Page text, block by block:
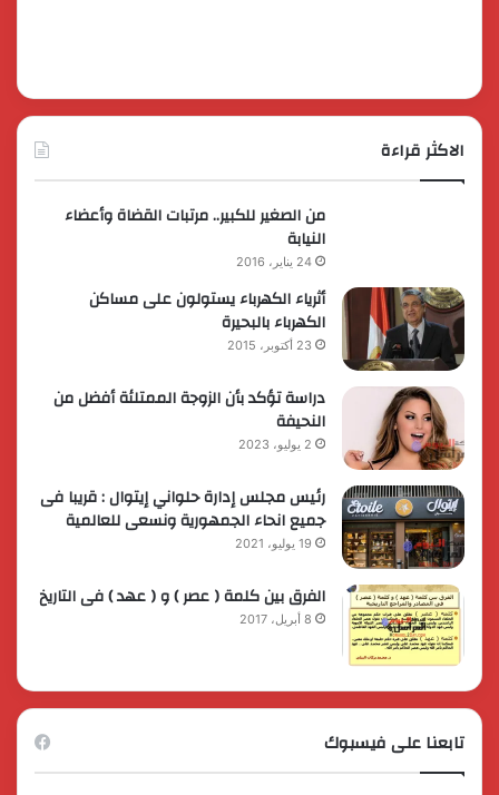
الاكثر قراءة
من الصغير للكبير.. مرتبات القضاة وأعضاء
النيابة
24 يناير، 2016
أثرياء الكهرباء يستولون على مساكن
الكهرباء بالبحيرة
23 أكتوبر، 2015
دراسة تؤكد بأن الزوجة الممتلئة أفضل من
النحيفة
2 يوليو، 2023
رئيس مجلس إدارة حلواني إيتوال : قريبا فى
جميع انحاء الجمهورية ونسعى للعالمية
19 يوليو، 2021
الفرق بين كلمة ( عصر ) و ( عهد ) فى التاريخ
8 أبريل، 2017
تابعنا على فيسبوك